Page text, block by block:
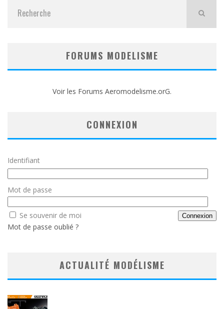
FORUMS MODELISME
Voir les Forums Aeromodelisme.orG.
CONNEXION
Identifiant
Mot de passe
Se souvenir de moi
Mot de passe oublié ?
ACTUALITÉ MODÉLISME